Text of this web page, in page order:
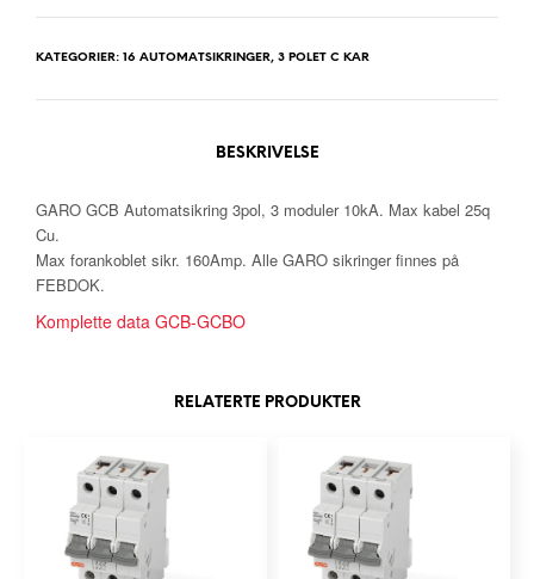
KATEGORIER: 16 AUTOMATSIKRINGER, 3 POLET C KAR
BESKRIVELSE
GARO GCB Automatsikring 3pol, 3 moduler 10kA. Max kabel 25q
Cu.
Max forankoblet sikr. 160Amp. Alle GARO sikringer finnes på
FEBDOK.
Komplette data GCB-GCBO
RELATERTE PRODUKTER